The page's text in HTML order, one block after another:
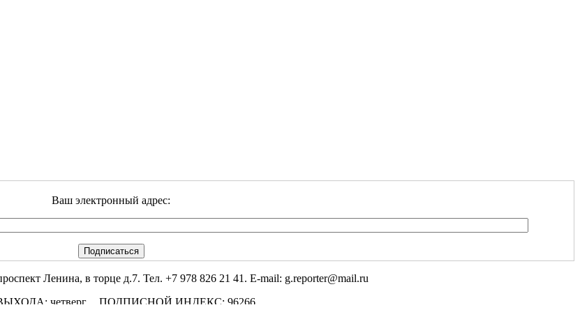
Ваш электронный адрес:
Ленина, в торце д.7. Тел. +7 978 826 21 41. E-mail: g.reporter@mail.ru
четверг. ПОДПИСНОЙ ИНДЕКС: 96266.